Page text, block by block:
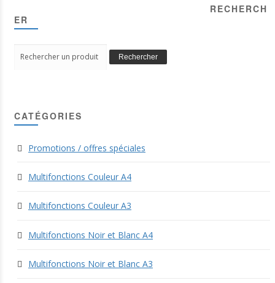
RECHERCH
ER
for:
Rechercher
CATÉGORIES
Promotions / offres spéciales
Multifonctions Couleur A4
Multifonctions Couleur A3
Multifonctions Noir et Blanc A4
Multifonctions Noir et Blanc A3